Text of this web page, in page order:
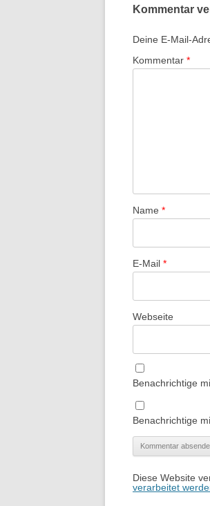
Kommentar
Deine E-Mail-
Kommentar *
Name *
E-Mail *
Webseite
Benachrichtige
Benachrichtige
Diese Website
verarbeitet